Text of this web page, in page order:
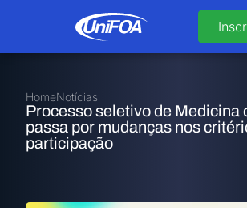
HomeNotícias
Processo seletivo de Medicina
passa por mudanças nos
participação